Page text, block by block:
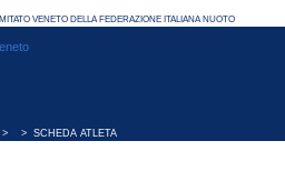
> > SCHEDA ATLETA